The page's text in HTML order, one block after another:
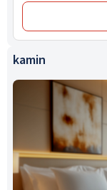
kamin